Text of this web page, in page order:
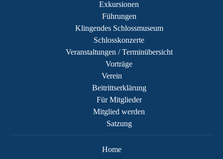
Exkursionen
Führungen
Klingendes Schlossmuseum
Schlosskonzerte
Veranstaltungen / Terminübersicht
Vorträge
Verein
Beitrittserklärung
Für Mitglieder
Mitglied werden
Satzung
Home